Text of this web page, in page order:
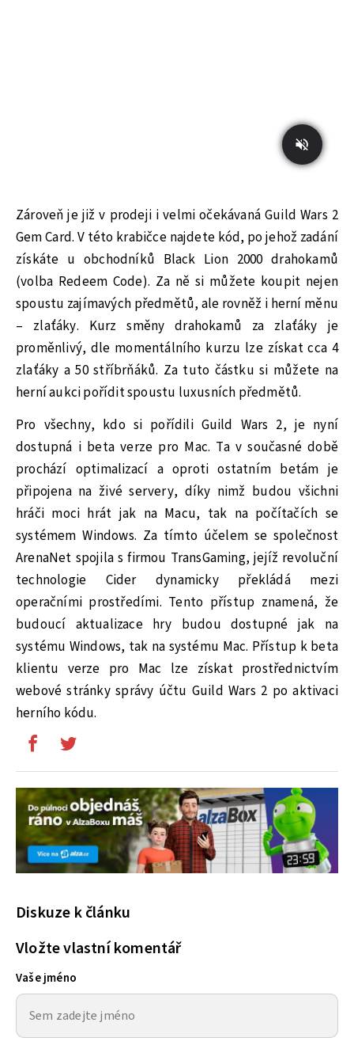
Zároveň je již v prodeji i velmi očekávaná Guild Wars 2
Gem Card. V této krabičce najdete kód, po jehož zadání
získáte u obchodníků Black Lion 2000 drahokamů
(volba Redeem Code). Za ně si můžete koupit nejen
spoustu zajímavých předmětů, ale rovněž i herní měnu
– zlaťáky. Kurz směny drahokamů za zlaťáky je
proměnlivý, dle momentálního kurzu lze získat cca 4
zlaťáky a 50 stříbrňáků. Za tuto částku si můžete na
herní aukci pořídit spoustu luxusních předmětů.
Pro všechny, kdo si pořídili Guild Wars 2, je nyní
dostupná i beta verze pro Mac. Ta v současné době
prochází optimalizací a oproti ostatním betám je
připojena na živé servery, díky nimž budou všichni
hráči moci hrát jak na Macu, tak na počítačích se
systémem Windows. Za tímto účelem se společnost
ArenaNet spojila s firmou TransGaming, jejíž revoluční
technologie Cider dynamicky překládá mezi
operačními prostředími. Tento přístup znamená, že
budoucí aktualizace hry budou dostupné jak na
systému Windows, tak na systému Mac. Přístup k beta
klientu verze pro Mac lze získat prostřednictvím
webové stránky správy účtu Guild Wars 2 po aktivaci
herního kódu.
Diskuze k článku
Vložte vlastní komentář
Vaše jméno